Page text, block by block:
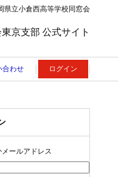
県立小倉西高等学校同窓会
京支部 公式サイト
合わせ ログイン
ールアドレス